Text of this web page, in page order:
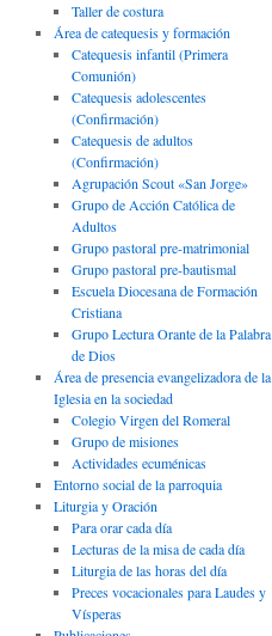
Taller de costura
Área de catequesis y formación
Catequesis infantil (Primera
Comunión)
Catequesis adolescentes
(Confirmación)
Catequesis de adultos
(Confirmación)
Agrupación Scout «San Jorge»
Grupo de Acción Católica de
Adultos
Grupo pastoral pre-matrimonial
Grupo pastoral pre-bautismal
Escuela Diocesana de Formación
Cristiana
Grupo Lectura Orante de la Palabra
de Dios
Área de presencia evangelizadora de la
Iglesia en la sociedad
Colegio Virgen del Romeral
Grupo de misiones
Actividades ecuménicas
Entorno social de la parroquia
Liturgia y Oración
Para orar cada día
Lecturas de la misa de cada día
Liturgia de las horas del día
Preces vocacionales para Laudes y
Vísperas